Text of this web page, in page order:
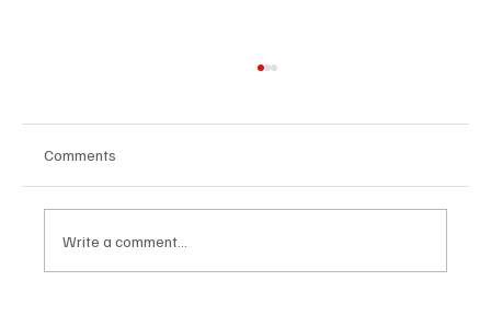
Comments
Write a comment...